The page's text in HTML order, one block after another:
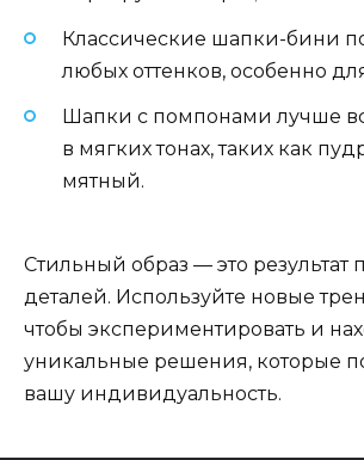
Классические шапки-бини
любых оттенков, особенно
Шапки с помпонами лучше
в мягких тонах, таких как
мятный.
Стильный образ — это результат
деталей. Используйте новые
чтобы экспериментировать и
уникальные решения, которые
вашу индивидуальность.